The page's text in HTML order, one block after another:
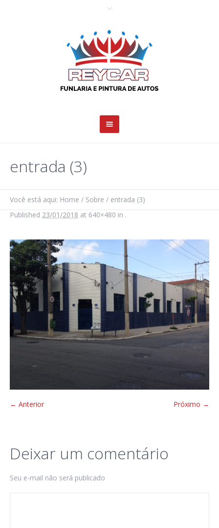
entrada (3)
Você está aqui: Home / Sobre / entrada (3)
Published 23/01/2018 at 640×480 in .
← Anterior Próximo →
Deixar um comentário
Seu e-mail não será publicado